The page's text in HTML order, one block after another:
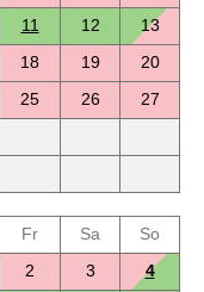
11 12
13
18 19
20
25 26
27
Fr Sa
So
2 3
4